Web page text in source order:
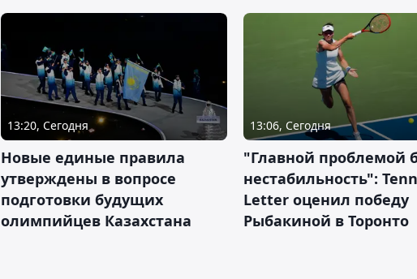
13:20, Сегодня
Новые единые правила
утверждены в вопросе
подготовки будущих
олимпийцев Казахстана
13:06, Сегодня
"Главной проблемой
нестабильность":
Letter оценил победу
Рыбакиной в Торонто